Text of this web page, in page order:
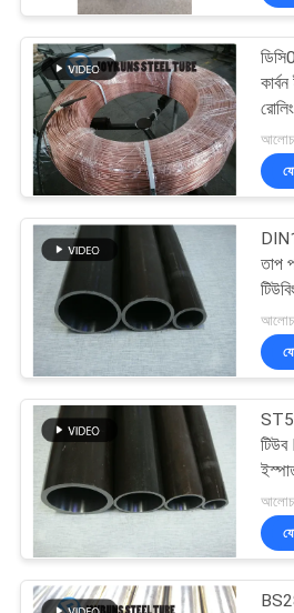
গোপনীয়তা
নীতি
বিজোড় কপার
অ্যালুমিনিয়াম
টাইটানিয়াম তাপ
টিউব
তাপ